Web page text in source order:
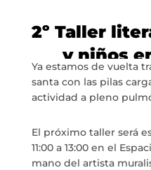
2º Taller
y niños
Ya estamos de vuelta
santa con las pilas
actividad a pleno
El próximo taller será
11:00 a 13:00 en el
mano del artista